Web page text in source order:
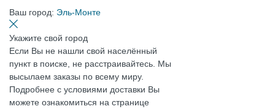
Ваш город: Эль-Монте
Укажите свой город
Если Вы не нашли свой населённый
пункт в поиске, не расстраивайтесь. Мы
высылаем заказы по всему миру.
Подробнее с условиями доставки Вы
можете ознакомиться на странице